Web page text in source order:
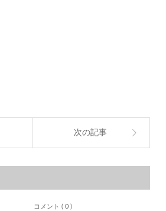
次の記事
コメント ( 0 )